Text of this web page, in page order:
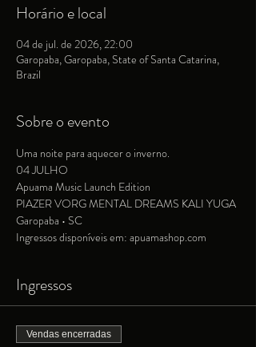
Horário e local
04 de jul. de 2026, 22:00
Garopaba, Garopaba, State of Santa Catarina,
Brazil
Sobre o evento
Uma noite para aquecer o inverno.
04 JULHO
Apuama Music Launch Edition
PIAZER VORG MENTAL DREAMS KALI YUGA
Garopaba • SC
Ingressos disponíveis em: apuamashop.com
Ingressos
Vendas encerradas